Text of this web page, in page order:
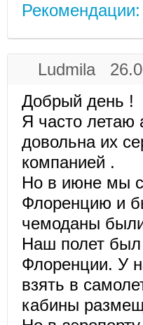
Рекомендации:
Ludmila
Добрый день !
Я часто летаю
довольна их
компанией .
Но в июне мы с
Флоренцию и
чемоданы
Наш полет
Флоренции. У
взять в
кабины